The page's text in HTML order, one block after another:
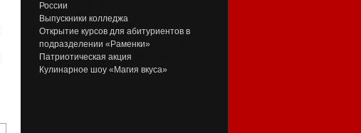
России
Выпускники колледжа
Открытие курсов для абитуриентов в
подразделении «Раменки»
Патриотическая акция
Кулинарное шоу «Магия вкуса»